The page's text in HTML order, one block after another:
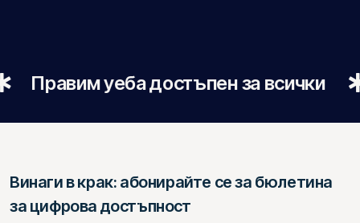
уеба достъпен за всички
Винаги в крак: абонирайте се за бюлетина
за цифрова достъпност